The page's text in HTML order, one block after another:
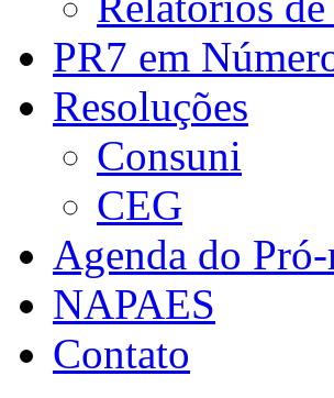
PR7 em
Resoluções
Consuni
CEG
Agenda do
NAPAES
Contato